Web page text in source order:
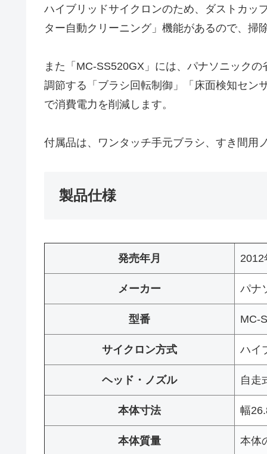
ハイブリッドサイクロンのため、ダストカッ
ター自動クリーニング」機能があるので、掃
また「MC-SS520GX」には、パナソニック
調節する「ブラシ回転制御」「床面検知セン
で消費電力を削減します。
付属品は、ワンタッチ手元ブラシ、すき間用
製品仕様
発売年月 2012
メーカー パナ
型番 MC-
サイクロン方式 ハイ
ヘッド・ノズル 自走
本体寸法 幅
本体質量 本体